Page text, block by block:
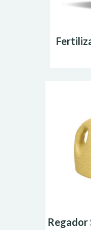
Regador